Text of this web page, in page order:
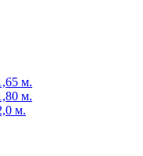
м.
м.
м.